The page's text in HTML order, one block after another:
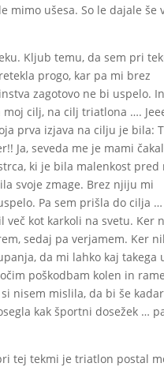
mimo ušesa. So le dajale še
Kljub temu, da sem pri
progo, kar pa mi brez
zagotovo ne bi uspelo.
cilj, na cilj triatlona ….
prva izjava na cilju je bila:
Ja, seveda me je mami
ki je bila malenkost pred
svoje zmage. Brez njiju mi
Pa sem prišla do cilja
več kot karkoli na svetu. Ker
sedaj pa verjamem. Ker
da mi lahko kaj takega
poškodbam kolen in
nisem mislila, da bi še
kak športni dosežek …
tej tekmi je triatlon postal